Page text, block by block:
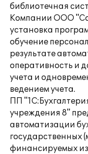
библиотечная
Компании ООО
установка
обучение
результате
оперативность и
учета и
ведением учета.
ПП
учреждения 8"
автоматизации
государственных
финансируемых